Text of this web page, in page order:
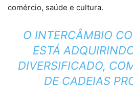
comércio, saúde e cultura.
O INTERCÂMBIO
ESTÁ
DIVERSIFICADO,
DE CADEIAS